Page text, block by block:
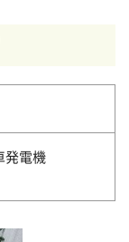
発電機